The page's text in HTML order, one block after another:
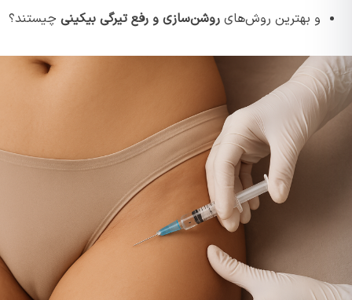
و بهترین روش‌های روشن‌سازی و رفع تیرگی بیکینی چیستند؟